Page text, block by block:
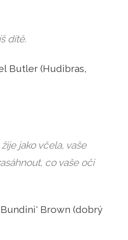
dítě.
Butler (Hudibras,
jako včela, vaše
co vaše oči
Brown (dobrý